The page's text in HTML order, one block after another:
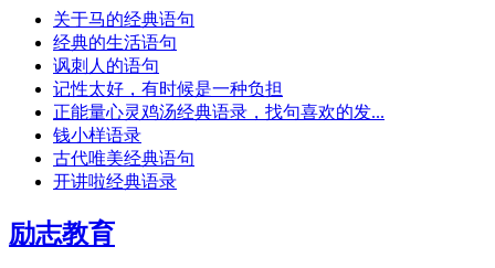
关于马的经典语句
经典的生活语句
讽刺人的语句
记性太好，有时候是一种负担
正能量心灵鸡汤经典语录，找句喜欢的发...
钱小样语录
古代唯美经典语句
开讲啦经典语录
励志教育